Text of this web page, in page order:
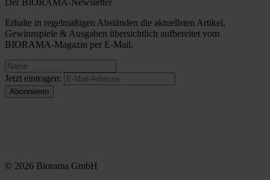
Erhalte in regelmäßigen Abständen die aktuellsten Artikel,
Gewinnspiele & Ausgaben übersichtlich aufbereitet vom
BIORAMA-Magazin per E-Mail.
Jetzt eintragen:
© 2026 Biorama GmbH